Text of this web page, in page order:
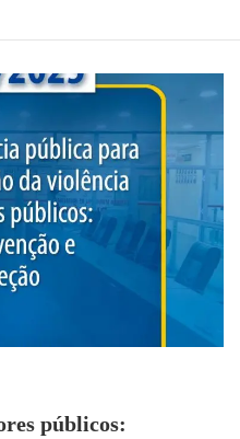
públicos: